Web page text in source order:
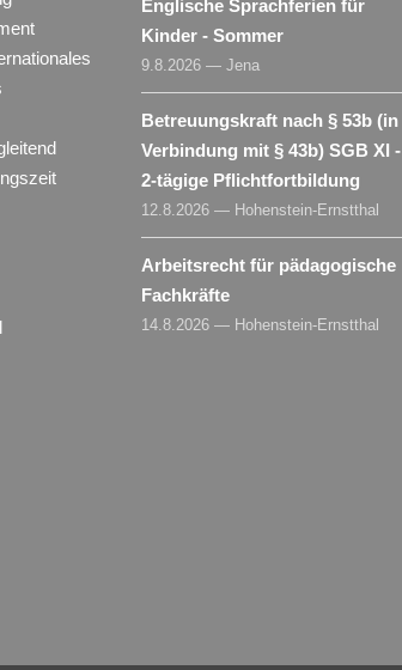
Englische Sprachferien für
Kinder - Sommer
9.8.2026 — Jena
Betreuungskraft nach § 53b (in
Verbindung mit § 43b) SGB XI -
2-tägige Pflichtfortbildung
12.8.2026 — Hohenstein-Ernstthal
Arbeitsrecht für pädagogische
Fachkräfte
14.8.2026 — Hohenstein-Ernstthal